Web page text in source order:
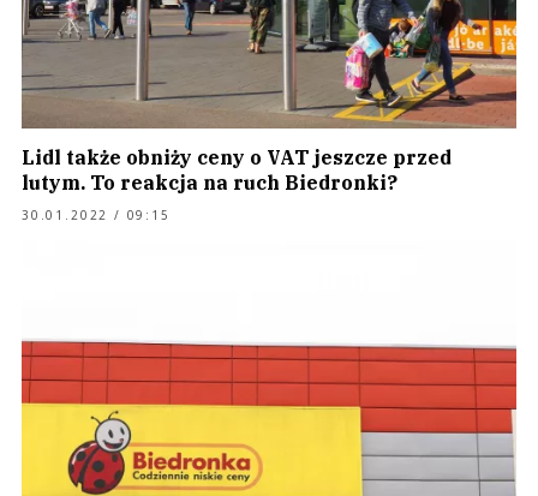
Lidl także obniży ceny o VAT jeszcze przed
lutym. To reakcja na ruch Biedronki?
30.01.2022 / 09:15